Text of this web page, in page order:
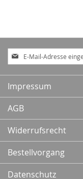
Anmeldung
zum
Newsletter:
Impressum
AGB
Widerrufsrecht
Bestellvorgang
Datenschutz